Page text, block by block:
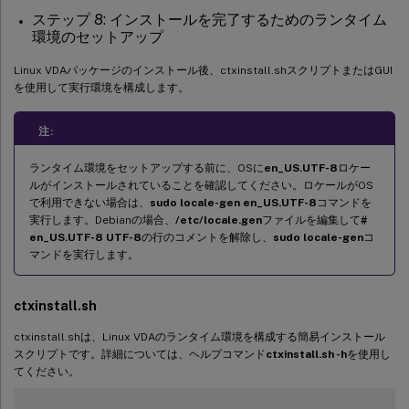
ステップ 8: インストールを完了するためのランタイム
環境のセットアップ
Linux VDAパッケージのインストール後、ctxinstall.shスクリプトまたはGUI
を使用して実行環境を構成します。
注:
ランタイム環境をセットアップする前に、OSにen_US.UTF-8 ロケー
ルがインストールされていることを確認してください。ロケールがOS
で利用できない場合は、 sudo locale-gen en_US.UTF-8 コマンドを
実行します。Debianの場合、 /etc/locale.genファイルを編集して#
en_US.UTF-8 UTF-8の行のコメントを解除し、 sudo locale-genコ
マンドを実行します。
ctxinstall.sh
ctxinstall.shは、Linux VDAのランタイム環境を構成する簡易インストール
スクリプトです。詳細については、ヘルプコマンドctxinstall.sh -hを使用し
てください。